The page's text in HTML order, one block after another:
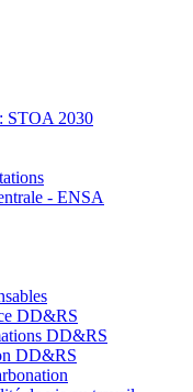
STOA 2030
- ENSA
DD&RS
DD&RS
DD&RS